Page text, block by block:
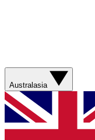
Australasia